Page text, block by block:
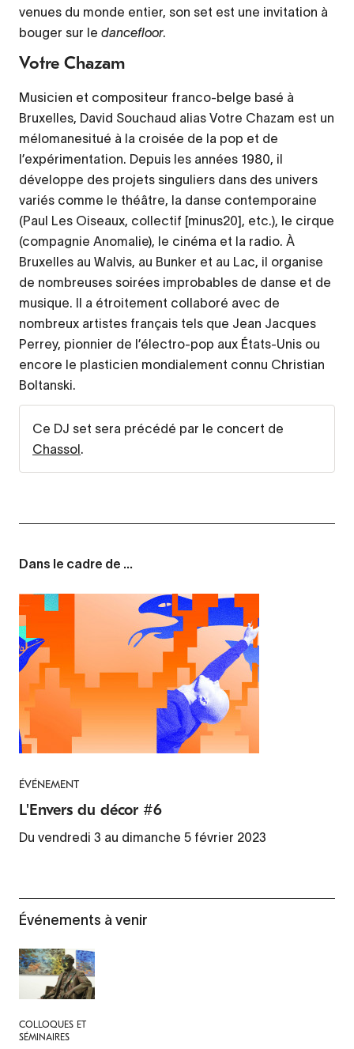
venues du monde entier, son set est une invitation à
bouger sur le dancefloor.
Votre Chazam
Musicien et compositeur franco-belge basé à
Bruxelles, David Souchaud alias Votre Chazam est un
mélomanesitué à la croisée de la pop et de
l’expérimentation. Depuis les années 1980, il
développe des projets singuliers dans des univers
variés comme le théâtre, la danse contemporaine
(Paul Les Oiseaux, collectif [minus20], etc.), le cirque
(compagnie Anomalie), le cinéma et la radio. À
Bruxelles au Walvis, au Bunker et au Lac, il organise
de nombreuses soirées improbables de danse et de
musique. Il a étroitement collaboré avec de
nombreux artistes français tels que Jean Jacques
Perrey, pionnier de l’électro-pop aux États-Unis ou
encore le plasticien mondialement connu Christian
Boltanski.
Ce DJ set sera précédé par le concert de
Chassol .
Dans le cadre de ...
ÉVÉNEMENT
L'Envers du décor #6
Du vendredi 3 au dimanche 5 février 2023
Événements à venir
COLLOQUES ET
SÉMINAIRES